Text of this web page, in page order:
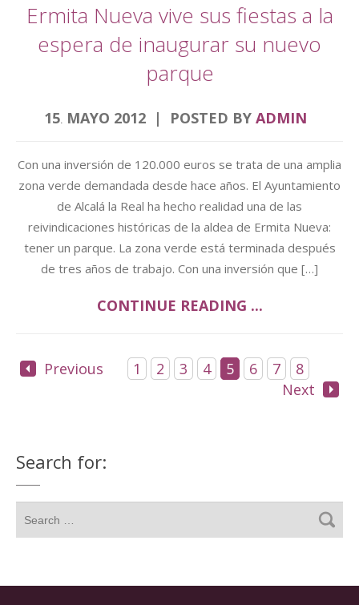
Ermita Nueva vive sus fiestas a la
espera de inaugurar su nuevo
parque
15. MAYO 2012 POSTED BY ADMIN
Con una inversión de 120.000 euros se trata de una amplia
zona verde demandada desde hace años. El Ayuntamiento
de Alcalá la Real ha hecho realidad una de las
reivindicaciones históricas de la aldea de Ermita Nueva:
tener un parque. La zona verde está terminada después
de tres años de trabajo. Con una inversión que […]
CONTINUE READING ...
Previous 1 2 3 4 5 6 7
8
Next
Search for: